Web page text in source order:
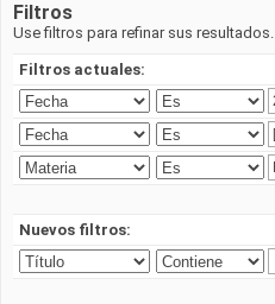
Filtros
Use filtros para refinar sus resultados.
Filtros actuales:
Nuevos filtros: